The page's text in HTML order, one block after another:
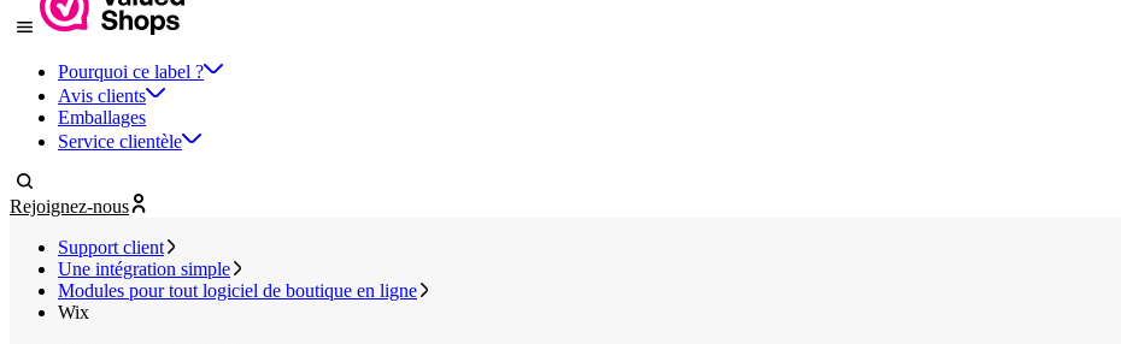
Pourquoi ce label ?
Avis clients
Emballages
Service clientèle
Rejoignez-nous
Support client
Une intégration simple
Modules pour tout logiciel de boutique en ligne
Wix